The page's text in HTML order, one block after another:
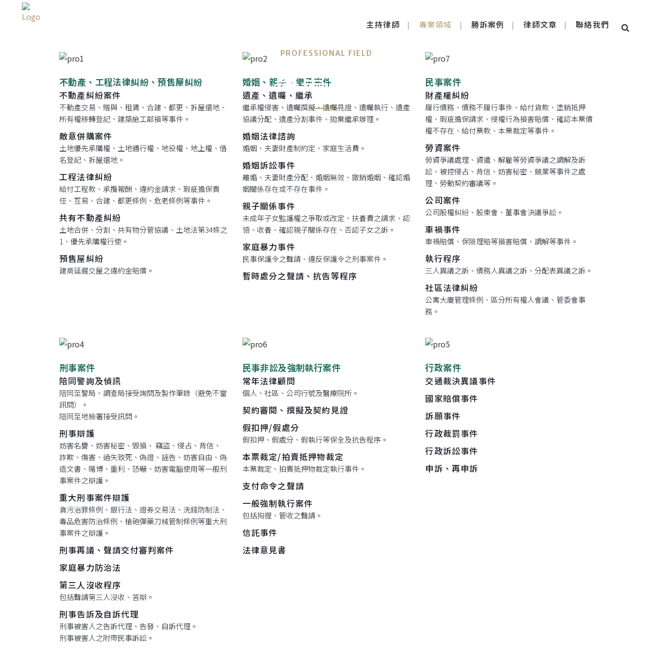
主持律師 專業領域 勝訴案例 律師文章 聯絡我們
PROFESSIONAL FIELD
專業領域
不動產、工程法律糾紛、預售屋糾紛
不動產糾紛案件
不動產交易、贈與、租賃、合建、都更、拆屋還地、
所有權移轉登記、建築施工鄰損等事件。
敵意併購案件
土地優先承購權、土地通行權、地役權、地上權、借
名登記、拆屋還地。
工程法律糾紛
給付工程款、承攬報酬、違約金請求、瑕疵擔保責
任、互易、合建、都更條例、危老條例等事件。
共有不動產糾紛
土地合併、分割、共有物分管協議、土地法第34條之
1、優先承購權行使。
預售屋糾紛
建商延遲交屋之違約金賠償。
婚姻、親子、繼承案件
遺產、遺囑、繼承
繼承權侵害、遺囑撰擬、遺囑見證、遺囑執行、遺產
協議分配、遺產分割事件、拋棄繼承辦理。
婚姻法律諮詢
婚姻、夫妻財產制約定、家庭生活費。
婚姻訴訟事件
離婚、夫妻財產分配、婚姻無效、撤銷婚姻、確認婚
姻關係存在或不存在事件。
親子關係事件
未成年子女監護權之爭取或改定、扶養費之請求、認
領、收養、確認親子關係存在、否認子女之訴。
家庭暴力事件
民事保護令之聲請、違反保護令之刑事案件。
暫時處分之聲請、抗告等程序
民事案件
財產權糾紛
履行債務、債務不履行事件、給付貨款、塗銷抵押
權、瑕疵擔保請求、侵權行為損害賠償、確認本票債
權不存在、給付票款、本票裁定等事件。
勞資案件
勞資爭議處理、資遣、解雇等勞資爭議之調解及訴
訟、被控侵占、背信、妨害秘密、競業等事件之處
理、勞動契約審議等。
公司案件
公司股權糾紛、股東會、董事會決議爭訟。
車禍事件
車禍賠償、保險理賠等損害賠償、調解等事件。
執行程序
三人異議之訴、債務人異議之訴、分配表異議之訴。
社區法律糾紛
公寓大廈管理條例、區分所有權人會議、管委會事
務。
刑事案件
陪同警詢及偵訊
陪同至警局、調查局接受詢問及製作筆錄（避免不當
訊問）。
陪同至地檢署接受訊問。
刑事辯護
妨害名譽、妨害秘密、毀損、 竊盜、侵占、背信、
詐欺、傷害、過失致死、偽證、誣告、妨害自由、偽
造文書、賭博、重利、恐嚇、妨害電腦使用等一般刑
事案件之辯護。
重大刑事案件辯護
貪污治罪條例、銀行法、證券交易法、洗錢防制法、
毒品危害防治條例、槍砲彈藥刀械管制條例等重大刑
事案件之辯護。
刑事再議、聲請交付審判案件
家庭暴力防治法
第三人沒收程序
包括聲請第三人沒收、答辯。
刑事告訴及自訴代理
刑事被害人之告訴代理、告發、自訴代理。
刑事被害人之附帶民事訴訟。
民事非訟及強制執行案件
常年法律顧問
個人、社區、公司行號及醫療院所。
契約審閱、撰擬及契約見證
假扣押/假處分
假扣押、假處分、假執行等保全及抗告程序。
本票裁定/拍賣抵押物裁定
本票裁定、拍賣抵押物裁定執行事件。
支付命令之聲請
一般強制執行案件
包括拘提、管收之聲請。
信託事件
法律意見書
行政案件
交通裁決異議事件
國家賠償事件
訴願事件
行政裁罰事件
行政訴訟事件
申訴、再申訴